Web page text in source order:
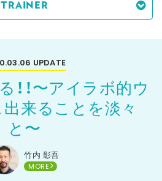
TRAINER
UPDATE
！！〜アイラボ的ウ
出来ることを淡々
と〜
竹内 彰吾
MORE